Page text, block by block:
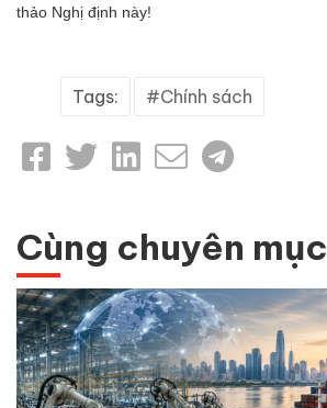
thảo Nghị định này!
Tags: Chính sách
Cùng chuyên mục